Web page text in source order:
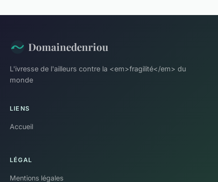
Domainedenriou
L'ivresse de l'ailleurs contre la <em>fragilité</em> du
monde
LIENS
Accueil
LÉGAL
Mentions légales